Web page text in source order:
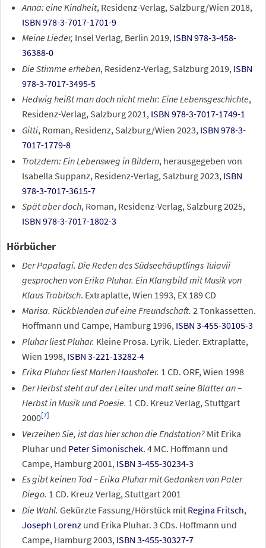
Anna: eine Kindheit, Residenz-Verlag, Salzburg/Wien 2018,
ISBN 978-3-7017-1701-9
Meine Lieder, Insel Verlag, Berlin 2019, ISBN 978-3-458-
36388-0
Die Stimme erheben, Residenz-Verlag, Salzburg 2019, ISBN
978-3-7017-3495-5
Hedwig heißt man doch nicht mehr: Eine Lebensgeschichte,
Residenz-Verlag, Salzburg 2021, ISBN 978-3-7017-1749-1
Gitti, Roman, Residenz, Salzburg/Wien 2023, ISBN 978-3-
7017-1779-8
Trotzdem: Ein Lebensweg in Bildern, herausgegeben von
Isabella Suppanz, Residenz-Verlag, Salzburg 2023, ISBN
978-3-7017-3615-7
Spät aber doch, Roman, Residenz-Verlag, Salzburg 2025,
ISBN 978-3-7017-1802-3
Hörbücher
Der Papalagi. Die Reden des Südseehäuptlings Tuiavii
gesprochen von Erika Pluhar. Ein Klangbild mit Musik von
Klaus Trabitsch. Extraplatte, Wien 1993, EX 189 CD
Marisa. Rückblenden auf eine Freundschaft. 2 Tonkassetten.
Hoffmann und Campe, Hamburg 1996, ISBN 3-455-30105-3
Pluhar liest Pluhar. Kleine Prosa. Lyrik. Lieder. Extraplatte,
Wien 1998, ISBN 3-221-13282-4
Erika Pluhar liest Marlen Haushofer. 1 CD. ORF, Wien 1998
Der Herbst steht auf der Leiter und malt seine Blätter an –
Herbst in Musik und Poesie. 1 CD. Kreuz Verlag, Stuttgart
2000[7]
Verzeihen Sie, ist das hier schon die Endstation?Mit Erika
Pluhar und Peter Simonischek. 4 MC. Hoffmann und
Campe, Hamburg 2001, ISBN 3-455-30234-3
Es gibt keinen Tod – Erika Pluhar mit Gedanken von Pater
Diego. 1 CD. Kreuz Verlag, Stuttgart 2001
Die Wahl. Gekürzte Fassung/Hörstück mit Regina Fritsch,
Joseph Lorenzund Erika Pluhar. 3 CDs. Hoffmann und
Campe, Hamburg 2003, ISBN 3-455-30327-7